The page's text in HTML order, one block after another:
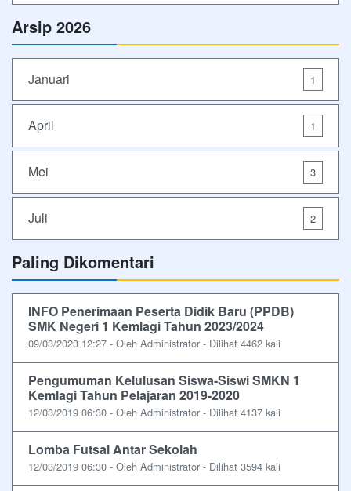
Arsip 2026
Januari 1
April 1
Mei 3
Juli 2
Paling Dikomentari
INFO Penerimaan Peserta Didik Baru (PPDB)
SMK Negeri 1 Kemlagi Tahun 2023/2024
09/03/2023 12:27 - Oleh Administrator - Dilihat 4462 kali
Pengumuman Kelulusan Siswa-Siswi SMKN 1
Kemlagi Tahun Pelajaran 2019-2020
12/03/2019 06:30 - Oleh Administrator - Dilihat 4137 kali
Lomba Futsal Antar Sekolah
12/03/2019 06:30 - Oleh Administrator - Dilihat 3594 kali